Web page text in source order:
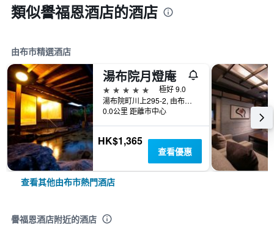
類似譽福恩酒店的酒店
由布市精選酒店
湯布院月燈庵
5星級
極好 9.0
湯布院町川上295-2, 由布市, 日本
0.0公里 距離市中心
HK$1,365
查看優惠
查看其他由布市熱門酒店
譽福恩酒店附近的酒店